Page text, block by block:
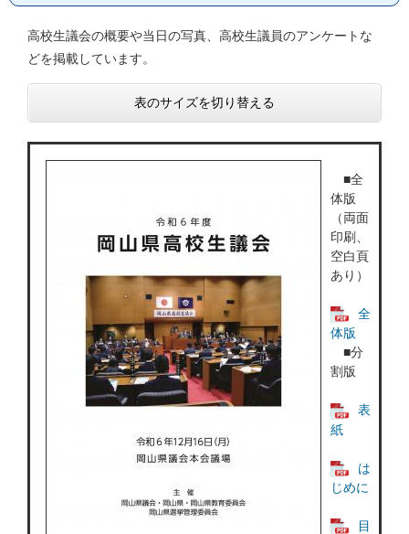
高校生議会の概要や当日の写真、高校生議員のアンケートな
どを掲載しています。
表のサイズを切り替える
■全
体版
（両面
印刷、
空白頁
あり）
全
体版
■分
割版
表
紙
は
じめに
目